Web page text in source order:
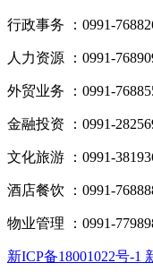
行政事务 ：0991-
人力资源 ：0991-
外贸业务 ：0991-
金融投资 ：0991-
文化旅游 ：0991-
酒店餐饮 ：0991-
物业管理 ：0991-
新ICP备18001022号-1